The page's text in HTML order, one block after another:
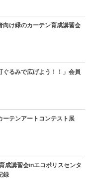
向け緑のカーテン育成講習会
ぐるみで広げよう！！」会員
ーテンアートコンテスト展
成講習会inエコポリスセンタ
録